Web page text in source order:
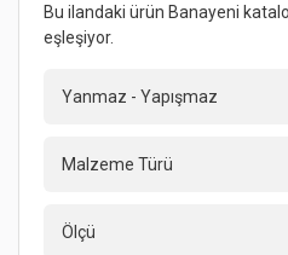
Bu ilandaki ürün Banayeni
eşleşiyor.
Yanmaz - Yapışmaz
Malzeme Türü
Ölçü